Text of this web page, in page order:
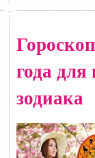
года для
зодиака